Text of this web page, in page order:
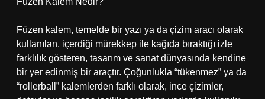
Füzen kalem, temelde bir yazı ya da çizim aracı olarak
kullanılan, içerdiği mürekkep ile kağıda bıraktığı izle
farklılık gösteren, tasarım ve sanat dünyasında kendine
bir yer edinmiş bir araçtır. Çoğunlukla “tükenmez” ya da
“rollerball” kalemlerden farklı olarak, ince çizimler,